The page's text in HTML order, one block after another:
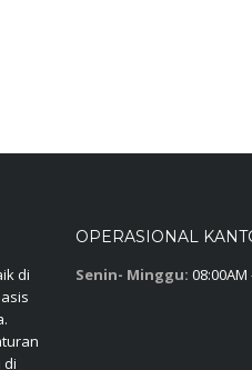
di
di
OPERASIONAL
Senin- Minggu: 08:00AM